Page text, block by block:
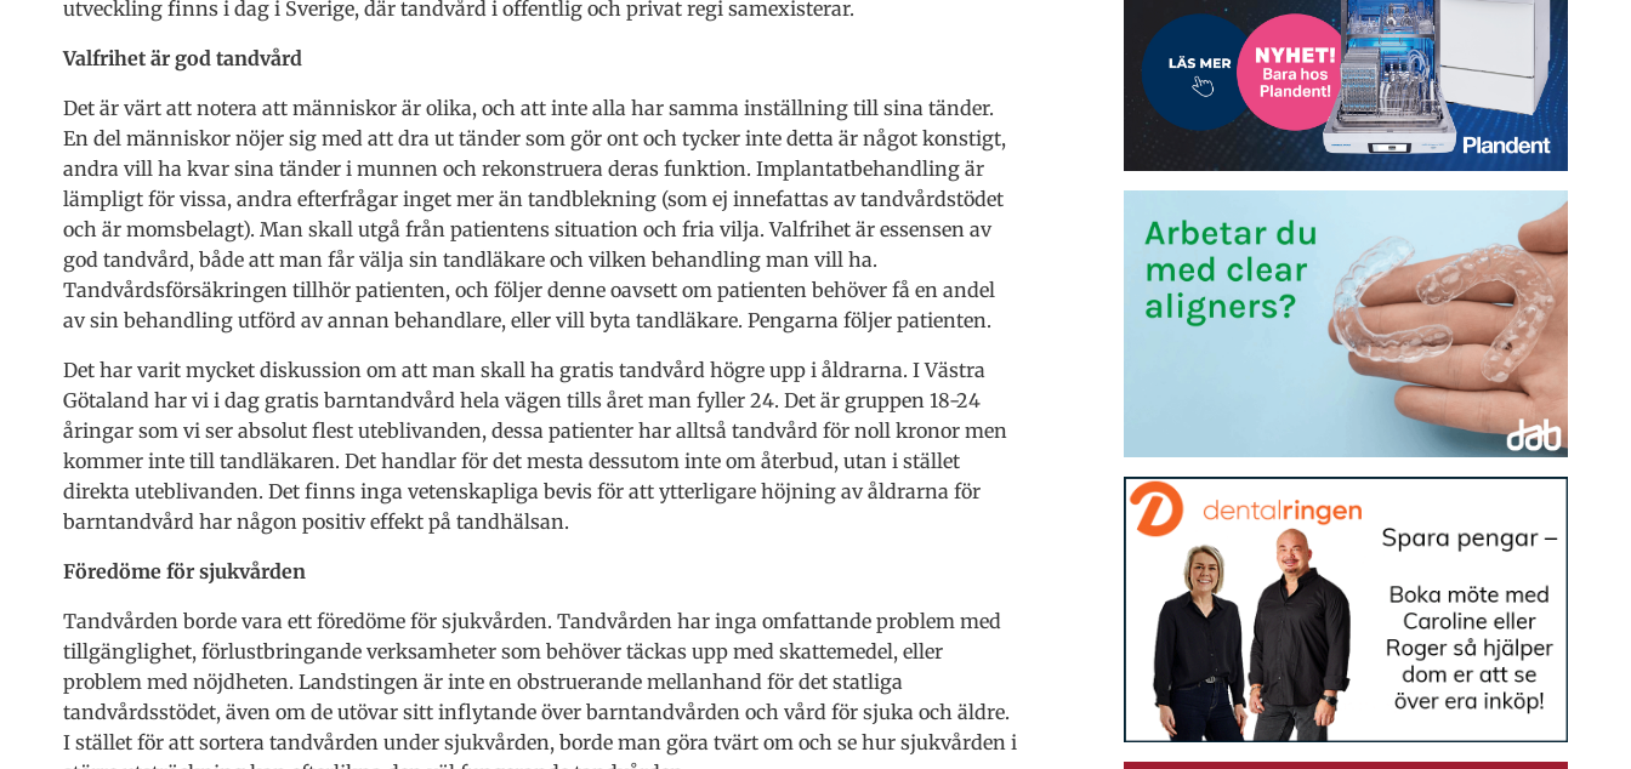
utveckling finns i dag i Sverige, där tandvård i offentlig och privat regi samexisterar.
Valfrihet är god tandvård
Det är värt att notera att människor är olika, och att inte alla har samma inställning till sina tänder.
En del människor nöjer sig med att dra ut tänder som gör ont och tycker inte detta är något konstigt,
andra vill ha kvar sina tänder i munnen och rekonstruera deras funktion. Implantatbehandling är
lämpligt för vissa, andra efterfrågar inget mer än tandblekning (som ej innefattas av tandvårdstödet
och är momsbelagt). Man skall utgå från patientens situation och fria vilja. Valfrihet är essensen av
god tandvård, både att man får välja sin tandläkare och vilken behandling man vill ha.
Tandvårdsförsäkringen tillhör patienten, och följer denne oavsett om patienten behöver få en andel
av sin behandling utförd av annan behandlare, eller vill byta tandläkare. Pengarna följer patienten.
Det har varit mycket diskussion om att man skall ha gratis tandvård högre upp i åldrarna. I Västra
Götaland har vi i dag gratis barntandvård hela vägen tills året man fyller 24. Det är gruppen 18-24
åringar som vi ser absolut flest uteblivanden, dessa patienter har alltså tandvård för noll kronor men
kommer inte till tandläkaren. Det handlar för det mesta dessutom inte om återbud, utan i stället
direkta uteblivanden. Det finns inga vetenskapliga bevis för att ytterligare höjning av åldrarna för
barntandvård har någon positiv effekt på tandhälsan.
Föredöme för sjukvården
Tandvården borde vara ett föredöme för sjukvården. Tandvården har inga omfattande problem med
tillgänglighet, förlustbringande verksamheter som behöver täckas upp med skattemedel, eller
problem med nöjdheten. Landstingen är inte en obstruerande mellanhand för det statliga
tandvårdsstödet, även om de utövar sitt inflytande över barntandvården och vård för sjuka och äldre.
I stället för att sortera tandvården under sjukvården, borde man göra tvärt om och se hur sjukvården i